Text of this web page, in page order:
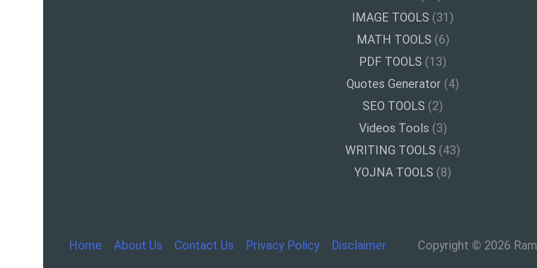
IMAGE TOOLS (31)
MATH TOOLS (6)
PDF TOOLS (13)
Quotes Generator (4)
SEO TOOLS (2)
Videos Tools (3)
WRITING TOOLS (43)
YOJNA TOOLS (8)
Home About Us Contact Us Privacy Policy Disclaimer Copyright © 2026